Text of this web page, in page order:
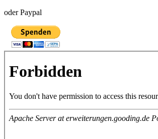
oder Paypal